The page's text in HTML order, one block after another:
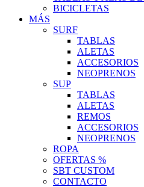
BICICLETAS
MÁS
SURF
TABLAS
ALETAS
ACCESORIOS
NEOPRENOS
SUP
TABLAS
ALETAS
REMOS
ACCESORIOS
NEOPRENOS
ROPA
OFERTAS %
SBT CUSTOM
CONTACTO